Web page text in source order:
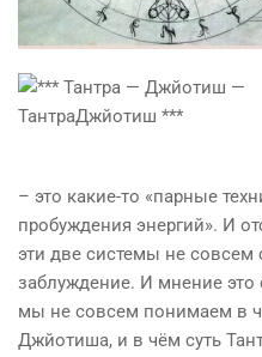
– это какие-то «парные
пробуждения энергий». И
эти две системы не
заблуждение. И мнение это
мы не совсем понимаем в
Джйотиша, и в чём суть